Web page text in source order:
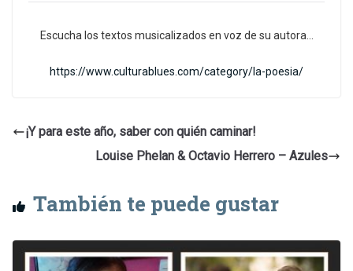
Escucha los textos musicalizados en voz de su autora…
https://www.culturablues.com/category/la-poesia/
¡Y para este año, saber con quién caminar!
Louise Phelan & Octavio Herrero – Azules
También te puede gustar